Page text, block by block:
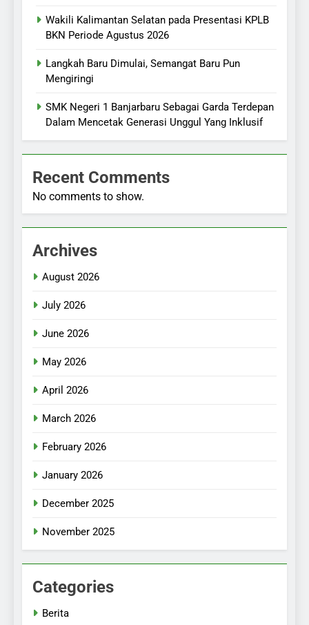
Wakili Kalimantan Selatan pada Presentasi KPLB
BKN Periode Agustus 2026
Langkah Baru Dimulai, Semangat Baru Pun
Mengiringi
SMK Negeri 1 Banjarbaru Sebagai Garda Terdepan
Dalam Mencetak Generasi Unggul Yang Inklusif
Recent Comments
No comments to show.
Archives
August 2026
July 2026
June 2026
May 2026
April 2026
March 2026
February 2026
January 2026
December 2025
November 2025
Categories
Berita